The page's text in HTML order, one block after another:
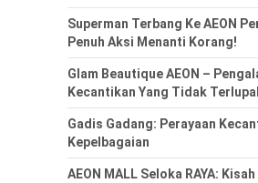
Superman Terbang Ke AEON
Penuh Aksi Menanti Korang!
Glam Beautique AEON –
Kecantikan Yang Tidak
Gadis Gadang: Perayaan
Kepelbagaian
AEON MALL Seloka RAYA: